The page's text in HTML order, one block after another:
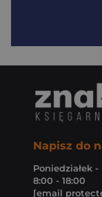
Napisz do
Poniedziałek
8:00 - 18:00
[email